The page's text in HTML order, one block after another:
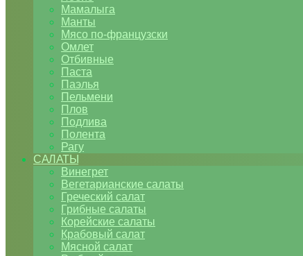
Мамалыга
Манты
Мясо по-французски
Омлет
Отбивные
Паста
Паэлья
Пельмени
Плов
Подлива
Полента
Рагу
САЛАТЫ
Винегрет
Вегетарианские салаты
Греческий салат
Грибные салаты
Корейские салаты
Крабовый салат
Мясной салат